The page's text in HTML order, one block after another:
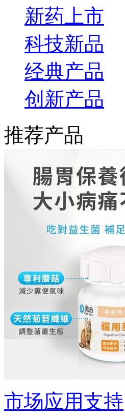
新药上市
科技新品
经典产品
创新产品
推荐产品
市场应用支持